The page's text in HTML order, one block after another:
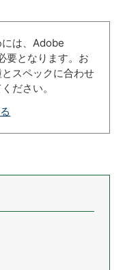
は、Adobe
要となります。お
スペックに合わせ
ださい。